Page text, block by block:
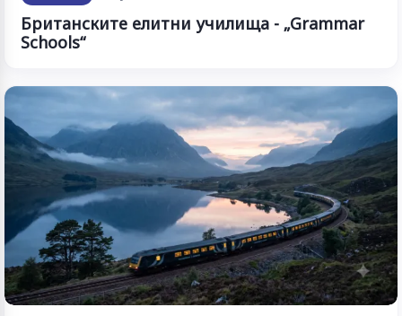
Британските елитни училища - „Grammar
Schools“